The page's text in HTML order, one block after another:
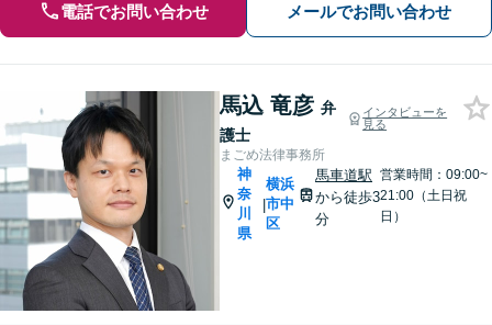
電話でお問い合わせ メールでお問い合わせ
馬込 竜彦 弁
護士
インタビューを
見る
まごめ法律事務所
神
奈
川
県
|
横浜
市中
区
馬車道駅
から徒歩3
分
営業時間：09:00~
21:00（土日祝
日）